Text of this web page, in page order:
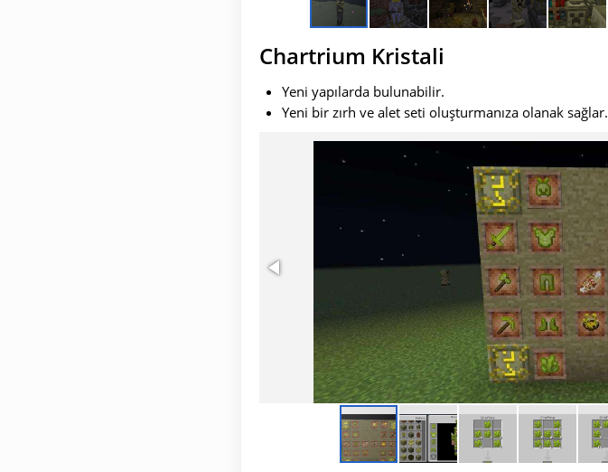
Chartrium Kristali
Yeni yapılarda bulunabilir.
Yeni bir zırh ve alet seti oluşturmanıza olanak sağlar.